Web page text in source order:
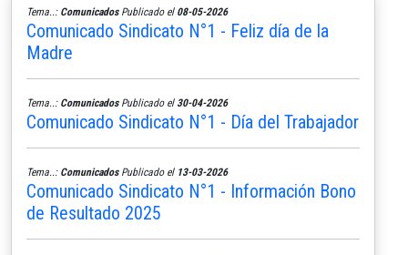
Tema..: ComunicadosPublicado el 08-05-2026
Comunicado Sindicato N°1 - Feliz día de la
Madre
Tema..: ComunicadosPublicado el 30-04-2026
Comunicado Sindicato N°1 - Día del Trabajador
Tema..: ComunicadosPublicado el 13-03-2026
Comunicado Sindicato N°1 - Información Bono
de Resultado 2025